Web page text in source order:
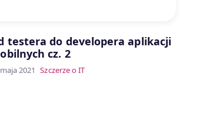
testera do developera aplikacji
cz. 2
2021 Szczerze o IT